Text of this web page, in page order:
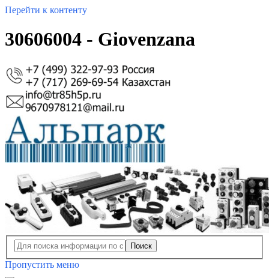
Перейти к контенту
30606004 - Giovenzana
Поиск
Пропустить меню